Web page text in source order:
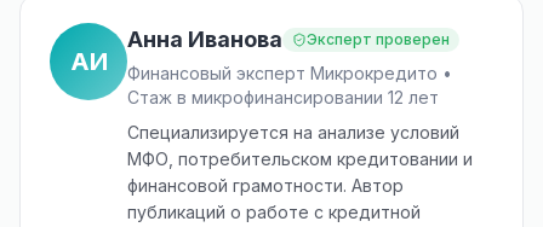
АИ
Анна Иванова Эксперт проверен
Финансовый эксперт Микрокредито •
Стаж в микрофинансировании 12 лет
Специализируется на анализе условий
МФО, потребительском кредитовании и
финансовой грамотности. Автор
публикаций о работе с кредитной